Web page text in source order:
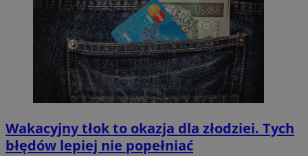
Wakacyjny tłok to okazja dla złodziei. Tych
błędów lepiej nie popełniać